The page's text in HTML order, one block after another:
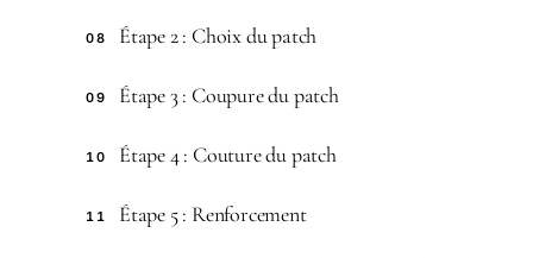
08 Étape 2 : Choix du patch
09 Étape 3 : Coupure du patch
10 Étape 4 : Couture du patch
11 Étape 5 : Renforcement